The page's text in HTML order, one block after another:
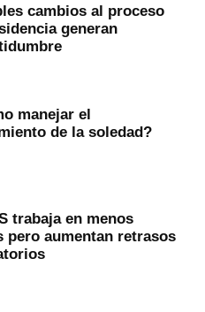
cambios al proceso
generan
manejar el
de la soledad?
trabaja en menos
pero aumentan retrasos